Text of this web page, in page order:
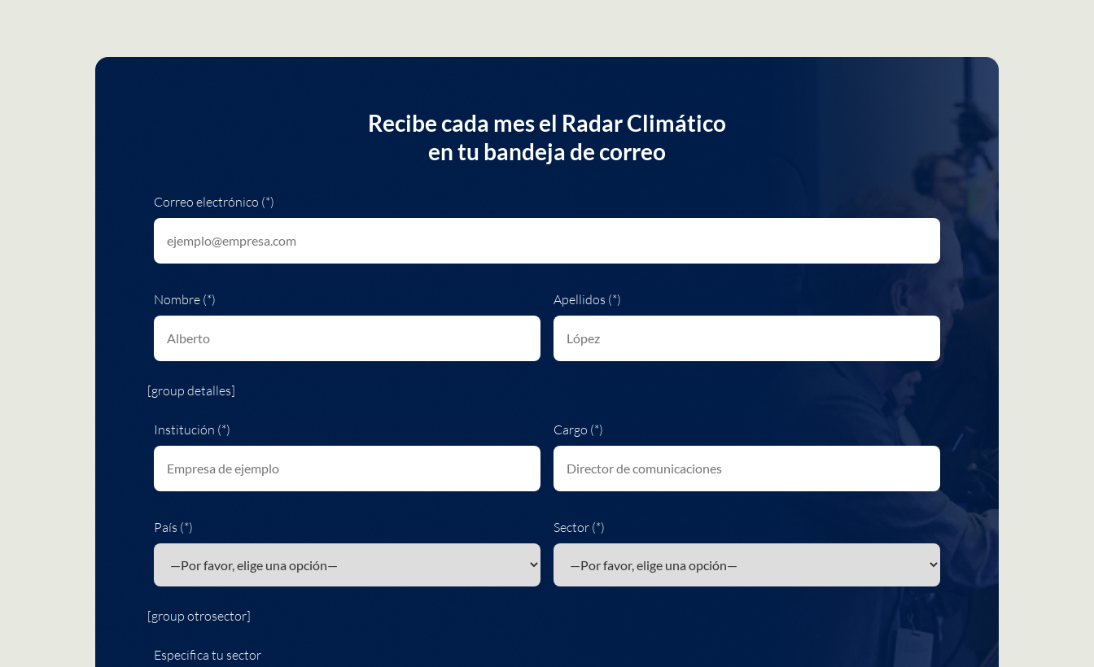
Recibe cada mes el Radar Climático
en tu bandeja de correo
Correo electrónico (*)
Nombre (*) Apellidos (*)
[group detalles]
Institución (*) Cargo (*)
País (*) Sector (*)
[group otrosector]
Especifica tu sector